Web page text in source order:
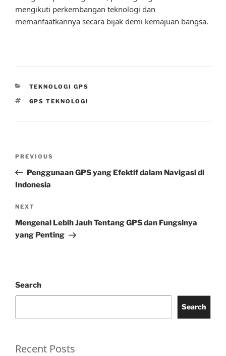
mengikuti perkembangan teknologi dan
memanfaatkannya secara bijak demi kemajuan bangsa.
CATEGORIES
TEKNOLOGI GPS
TAGS
GPS TEKNOLOGI
Previous
Post
PREVIOUS
Penggunaan GPS yang Efektif dalam Navigasi di
Indonesia
Next
Post
NEXT
Mengenal Lebih Jauh Tentang GPS dan Fungsinya
yang Penting
Search
Search
Recent Posts